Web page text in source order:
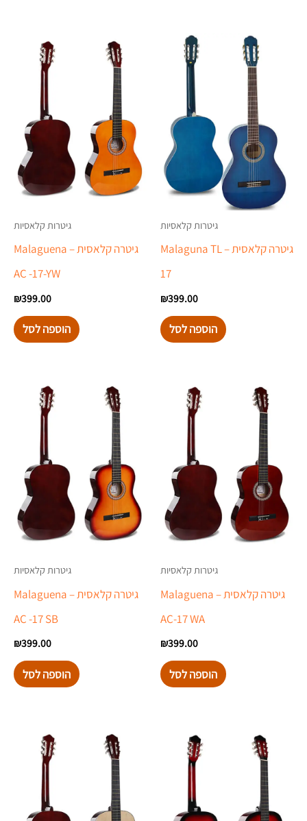
גיטרות קלאסיות
גיטרה קלאסית – Malaguna TL
17
₪399.00
הוספה לסל
גיטרות קלאסיות
גיטרה קלאסית – Malaguena
AC -17-YW
₪399.00
הוספה לסל
גיטרות קלאסיות
גיטרה קלאסית – Malaguena
AC-17 WA
₪399.00
הוספה לסל
גיטרות קלאסיות
גיטרה קלאסית – Malaguena
AC -17 SB
₪399.00
הוספה לסל